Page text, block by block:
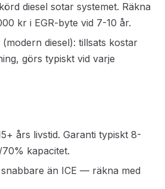
diesel sotar systemet. Räkna
kr i EGR-byte vid 7-10 år.
(modern diesel): tillsats kostar
görs typiskt vid varje
års livstid. Garanti typiskt 8-
kapacitet.
än ICE — räkna med